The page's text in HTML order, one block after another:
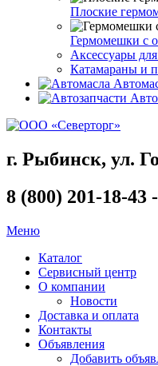
Плоские
Гермомешки с
Аксессуары
Катамараны и
г. Рыбинск, ул.
8 (800) 201-18-43
Меню
Каталог
Сервисный центр
О компании
Новости
Доставка и оплата
Контакты
Объявления
Добавить